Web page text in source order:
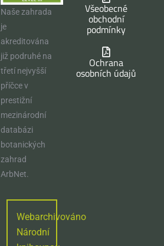
Naše zahrada
je
akreditována
již podruhé na
třetí nejvyšší
příčce v
prestižní
mezinárodní
databázi
botanických
zahrad
ArbNet.
Webarchivováno
Národní
Všeobecné
obchodní
podmínky
Ochrana
osobních údajů